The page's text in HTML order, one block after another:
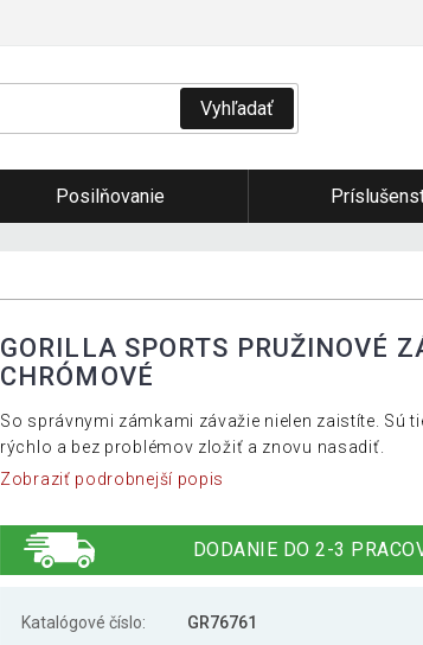
Vyhľadať
Posilňovanie
GORILLA SPORTS PRUŽINOVÉ
CHRÓMOVÉ
So správnymi zámkami závažie nielen zaistíte. Sú
rýchlo a bez problémov zložiť a znovu nasadiť.
Zobraziť podrobnejší popis
DODANIE DO 2-3
Katalógové číslo:
GR76761